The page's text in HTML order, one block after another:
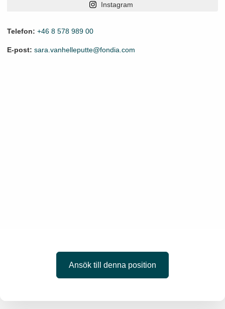
Instagram
Telefon: +46 8 578 989 00
E-post: sara.vanhelleputte@fondia.com
Ansök till denna position